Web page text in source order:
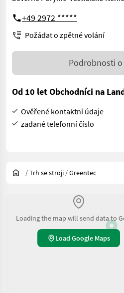
+49 2972 *****
Požádat o zpětné volání
Podrobnosti
Od 10 let Obchodníci na
Ověřené kontaktní údaje
zadané telefonní číslo
/Trh se stroji /Greentec
Loading the map will send data to
Load Google Maps